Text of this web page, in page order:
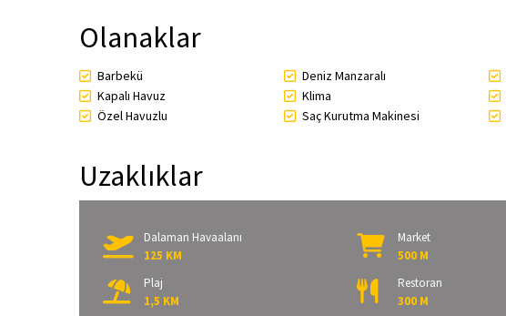
Olanaklar
Barbekü Deniz Manzaralı
Kapalı Havuz
Klima
Özel Havuzlu
Saç Kurutma Makinesi
Uzaklıklar
Dalaman Havaalanı
125 KM
Market
500 M
Plaj
1,5 KM
Restoran
300 M